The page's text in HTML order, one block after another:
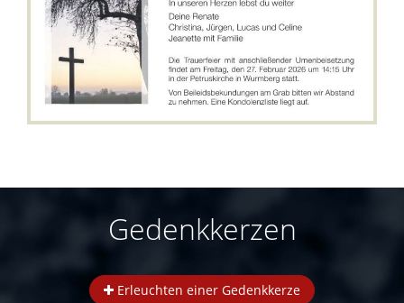
Gedenkkerzen
Erleuchten einer Gedenkkerze